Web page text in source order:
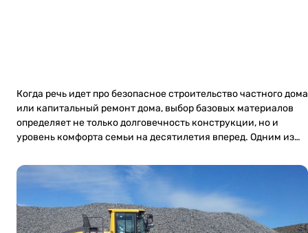
Когда речь идет про безопасное строительство частного дома
или капитальный ремонт дома, выбор базовых материалов
определяет не только долговечность конструкции, но и
уровень комфорта семьи на десятилетия вперед. Одним из…